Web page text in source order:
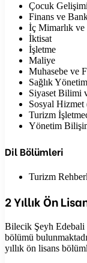
Çocuk
Finans ve
İç Mimarlık ve
İktisat
İşletme
Maliye
Muhasebe ve
Sağlık
Siyaset Bilimi
Sosyal Hizmet
Turizm
Yönetim
Dil Bölümleri
Turizm
2 Yıllık Ön
Bilecik Şeyh Edebali
bölümü
yıllık ön lisans